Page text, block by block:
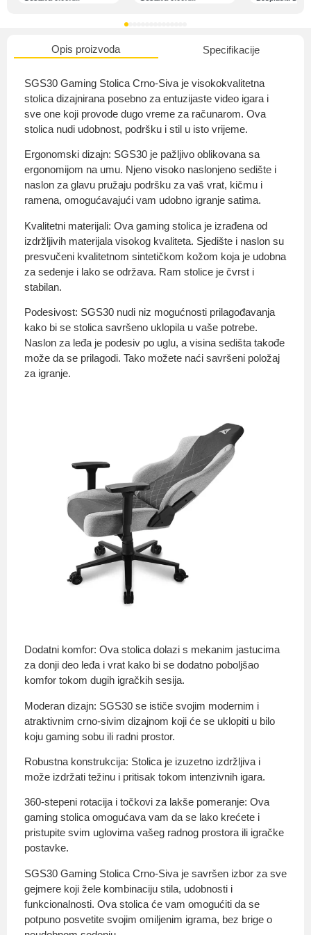
Opis proizvoda Specifikacije
SGS30 Gaming Stolica Crno-Siva je visokokvalitetna
stolica dizajnirana posebno za entuzijaste video igara i
sve one koji provode dugo vreme za računarom. Ova
stolica nudi udobnost, podršku i stil u isto vrijeme.
Ergonomski dizajn: SGS30 je pažljivo oblikovana sa
ergonomijom na umu. Njeno visoko naslonjeno sedište i
naslon za glavu pružaju podršku za vaš vrat, kičmu i
ramena, omogućavajući vam udobno igranje satima.
Kvalitetni materijali: Ova gaming stolica je izrađena od
izdržljivih materijala visokog kvaliteta. Sjedište i naslon su
presvučeni kvalitetnom sintetičkom kožom koja je udobna
za sedenje i lako se održava. Ram stolice je čvrst i
stabilan.
Podesivost: SGS30 nudi niz mogućnosti prilagođavanja
kako bi se stolica savršeno uklopila u vaše potrebe.
Naslon za leđa je podesiv po uglu, a visina sedišta takođe
može da se prilagodi. Tako možete naći savršeni položaj
za igranje.
Dodatni komfor: Ova stolica dolazi s mekanim jastucima
za donji deo leđa i vrat kako bi se dodatno poboljšao
komfor tokom dugih igračkih sesija.
Moderan dizajn: SGS30 se ističe svojim modernim i
atraktivnim crno-sivim dizajnom koji će se uklopiti u bilo
koju gaming sobu ili radni prostor.
Robustna konstrukcija: Stolica je izuzetno izdržljiva i
može izdržati težinu i pritisak tokom intenzivnih igara.
360-stepeni rotacija i točkovi za lakše pomeranje: Ova
gaming stolica omogućava vam da se lako krećete i
pristupite svim uglovima vašeg radnog prostora ili igračke
postavke.
SGS30 Gaming Stolica Crno-Siva je savršen izbor za sve
gejmere koji žele kombinaciju stila, udobnosti i
funkcionalnosti. Ova stolica će vam omogućiti da se
potpuno posvetite svojim omiljenim igrama, bez brige o
O nama
Privatnost kupca